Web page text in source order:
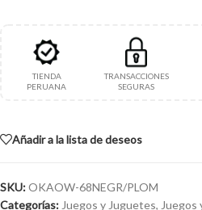
TIENDA
PERUANA
TRANSACCIONES
SEGURAS
Añadir a la lista de deseos
SKU:OKAOW-68NEGR/PLOM
Categorías: Juegos y Juguetes, Juegos